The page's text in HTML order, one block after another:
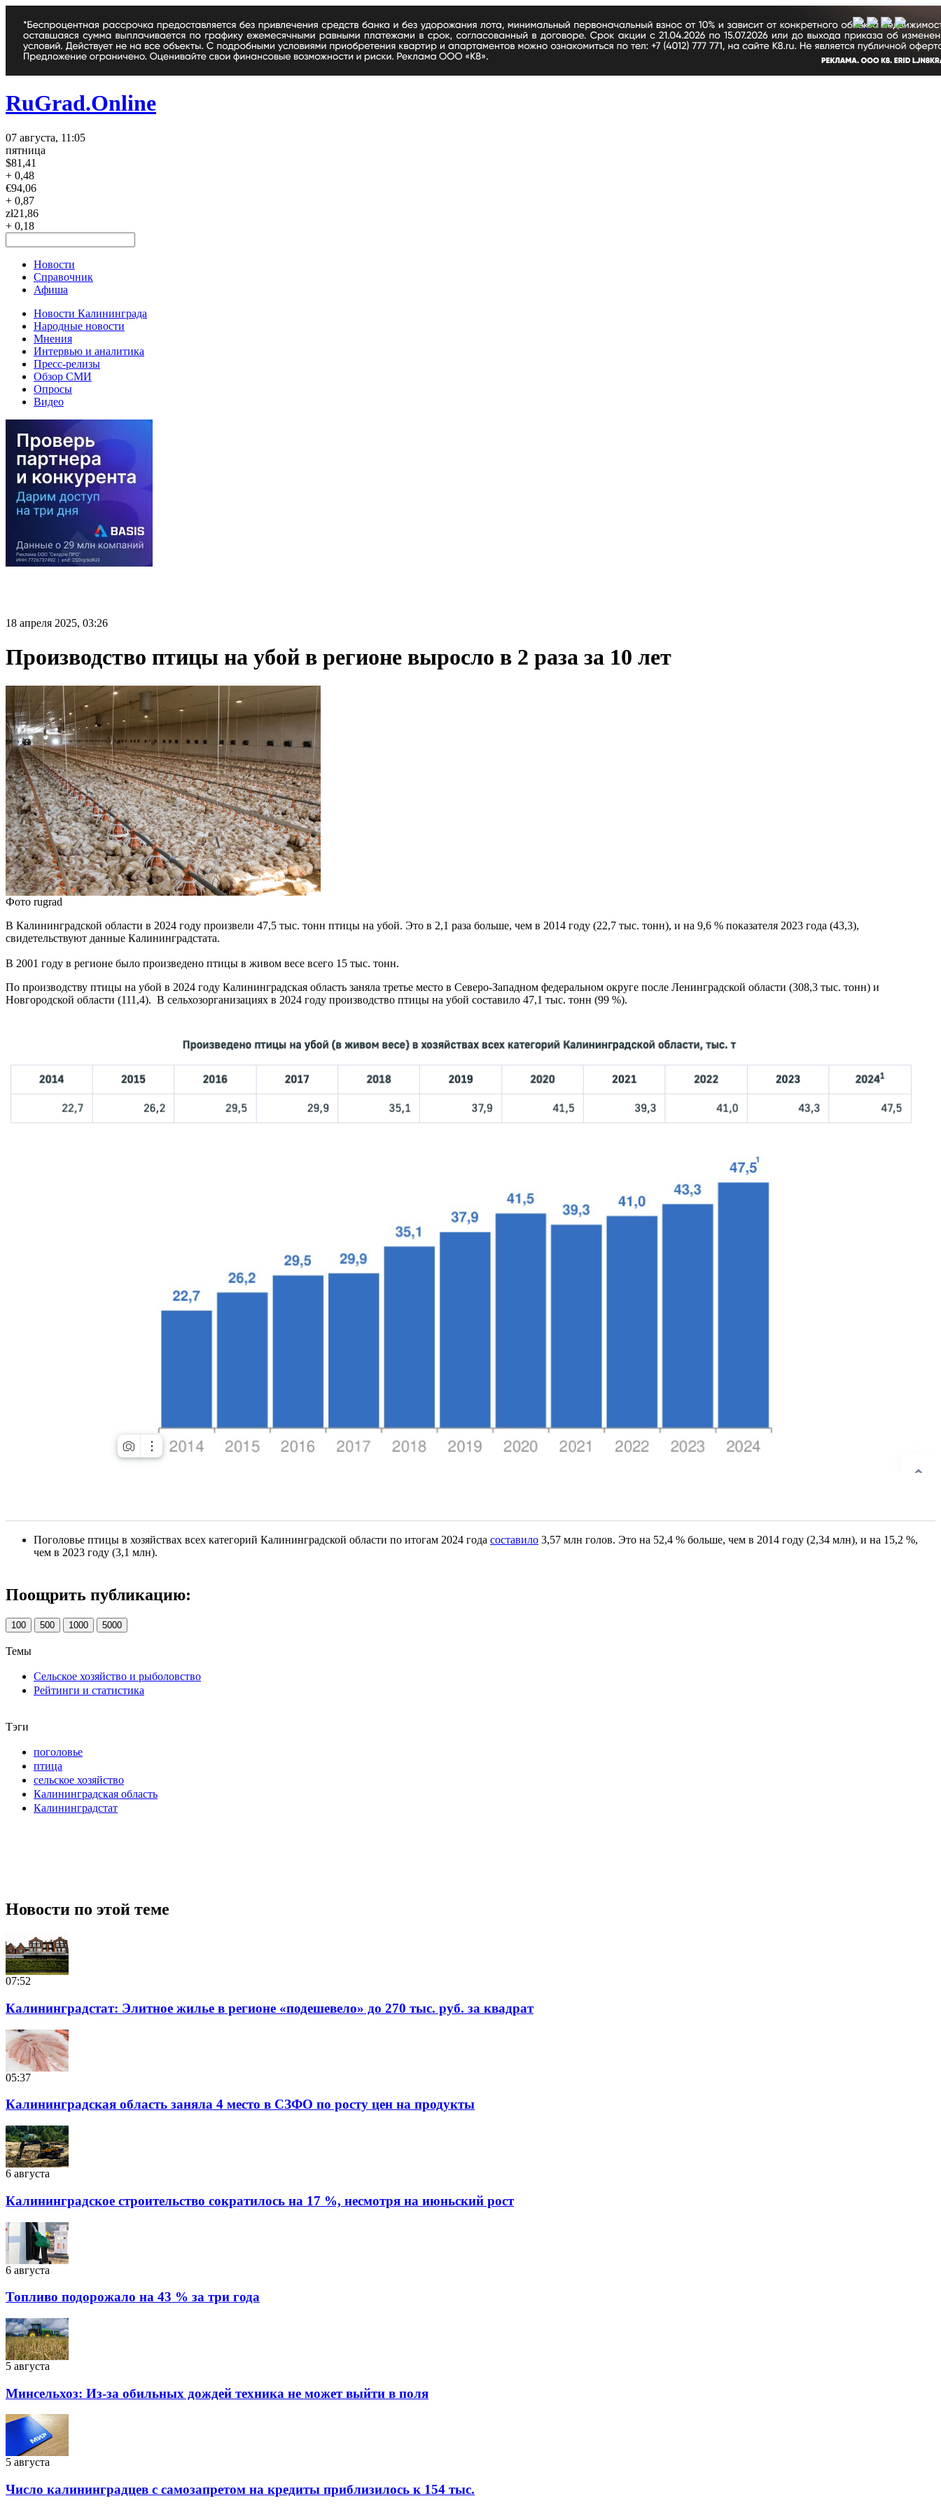
RuGrad.Online
07 августа, 11:05
пятница
$81,41
+ 0,48
€94,06
+ 0,87
zł21,86
+ 0,18
Новости
Справочник
Афиша
Новости Калининграда
Народные новости
Мнения
Интервью и аналитика
Пресс-релизы
Обзор СМИ
Опросы
Видео
18 апреля 2025, 03:26
Производство птицы на убой в регионе выросло в 2 раза за 10 лет
Фото rugrad
В Калининградской области в 2024 году произвели 47,5 тыс. тонн птицы на убой. Это в 2,1 раза больше, чем в 2014 году (22,7 тыс. тонн), и на 9,6 % показателя 2023 года (43,3),
свидетельствуют данные Калининградстата.
В 2001 году в регионе было произведено птицы в живом весе всего 15 тыс. тонн.
По производству птицы на убой в 2024 году Калининградская область заняла третье место в Северо-Западном федеральном округе после Ленинградской области (308,3 тыс. тонн) и
Новгородской области (111,4). В сельхозорганизациях в 2024 году производство птицы на убой составило 47,1 тыс. тонн (99 %).
Поголовье птицы в хозяйствах всех категорий Калининградской области по итогам 2024 года составило 3,57 млн голов. Это на 52,4 % больше, чем в 2014 году (2,34 млн), и на 15,2 %,
чем в 2023 году (3,1 млн).
Поощрить публикацию:
100 500 1000 5000
Темы
Сельское хозяйство и рыболовство
Рейтинги и статистика
Тэги
поголовье
птица
сельское хозяйство
Калининградская область
Калининградстат
Новости по этой теме
07:52
Калининградстат: Элитное жилье в регионе «подешевело» до 270 тыс. руб. за квадрат
05:37
Калининградская область заняла 4 место в СЗФО по росту цен на продукты
6 августа
Калининградское строительство сократилось на 17 %, несмотря на июньский рост
6 августа
Топливо подорожало на 43 % за три года
5 августа
Минсельхоз: Из-за обильных дождей техника не может выйти в поля
5 августа
Число калининградцев с самозапретом на кредиты приблизилось к 154 тыс.